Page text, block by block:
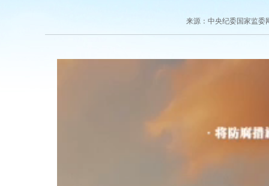
来源：中央纪委国家监